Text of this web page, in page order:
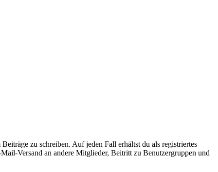
zu schreiben. Auf jeden Fall erhältst du als registriertes
Versand an andere Mitglieder, Beitritt zu Benutzergruppen und